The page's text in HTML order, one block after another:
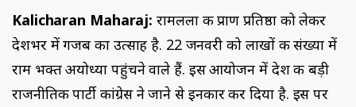
Kalicharan Maharaj: रामलला की प्राण प्रतिष्ठा को लेकर
देशभर में गजब का उत्साह है. 22 जनवरी को लाखों की संख्या में
राम भक्त अयोध्या पहुंचने वाले हैं. इस आयोजन में देश की बड़ी
राजनीतिक पार्टी कांग्रेस ने जाने से इनकार कर दिया है. इस पर